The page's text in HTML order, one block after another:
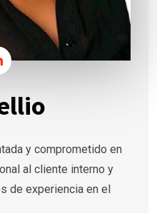
y comprometido en
al cliente interno y
de experiencia en el